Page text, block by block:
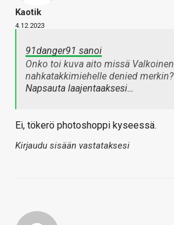
Kaotik
4.12.2023
91danger91 sanoi
Onko toi kuva aito missä
nahkatakkimiehelle denied merkin?
Napsauta laajentaaksesi…
Ei, tökerö photoshoppi kyseessä.
Kirjaudu sisään vastataksesi